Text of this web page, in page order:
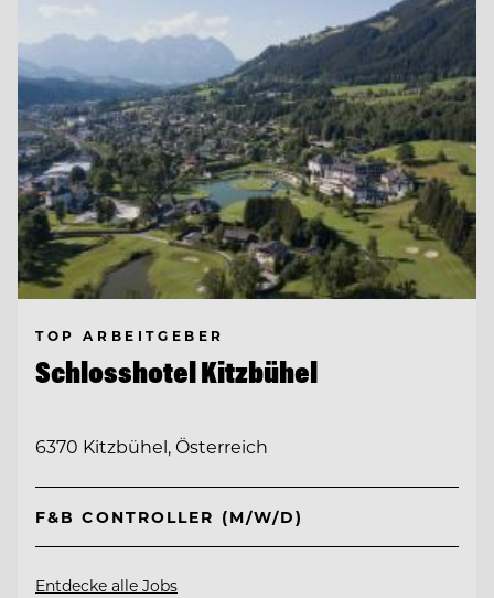
TOP ARBEITGEBER
Schlosshotel Kitzbühel
6370 Kitzbühel, Österreich
F&B CONTROLLER (M/W/D)
Entdecke alle Jobs